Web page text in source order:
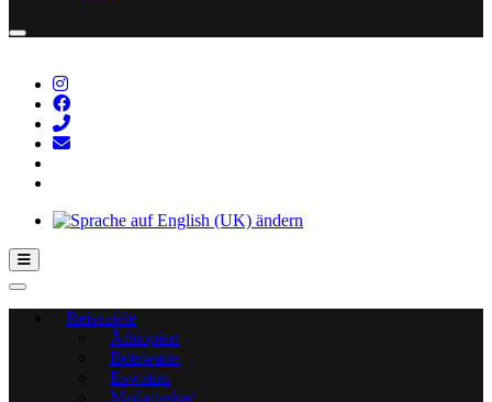
Hamburger Toggle-Menü
Reiseziele
Äthiopien
Botswana
Eswatini
Madagaskar